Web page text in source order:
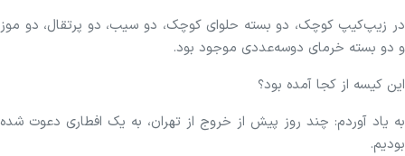
در زیپ‌کیپ کوچک، دو بسته حلوای کوچک، دو سیب، دو پرتقال، دو موز
و دو بسته خرمای دوسه‌عددی موجود بود.
این کیسه از کجا آمده بود؟
به یاد آوردم: چند روز پیش از خروج از تهران، به یک افطاری دعوت شده
بودیم.